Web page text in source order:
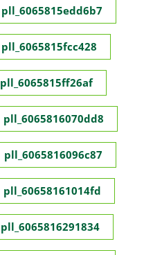
pll_6065815edd6b7
pll_6065815fcc428
pll_6065815ff26af
pll_6065816070dd8
pll_6065816096c87
pll_60658161014fd
pll_6065816291834